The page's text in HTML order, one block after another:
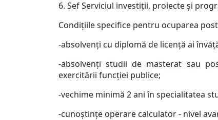
6. Sef Serviciul investiţii, proiecte şi
Condiţiile specifice pentru ocuparea
-absolvenţi cu diplomă de licenţă ai
-absolvenţi studii de masterat sau
exercitării funcţiei publice;
-vechime minimă 2 ani în specialitatea
-cunoştinţe operare calculator - nivel